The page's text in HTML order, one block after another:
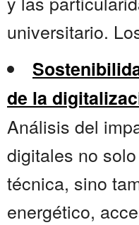
universitario.
de la
Análisis del
digitales no
técnica, sino
energético,